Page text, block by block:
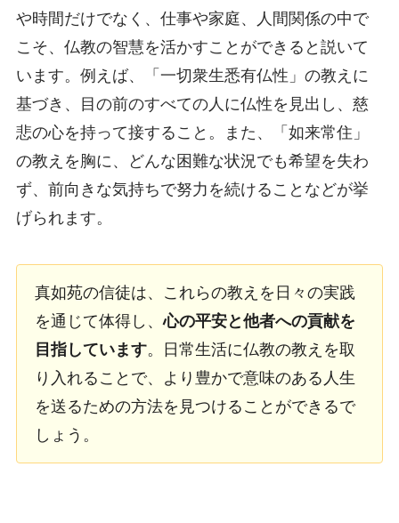
や時間だけでなく、仕事や家庭、人間関係の中で
こそ、仏教の智慧を活かすことができると説いて
います。例えば、「一切衆生悉有仏性」の教えに
基づき、目の前のすべての人に仏性を見出し、慈
悲の心を持って接すること。また、「如来常住」
の教えを胸に、どんな困難な状況でも希望を失わ
ず、前向きな気持ちで努力を続けることなどが挙
げられます。
真如苑の信徒は、これらの教えを日々の実践
を通じて体得し、心の平安と他者への貢献を
目指しています。日常生活に仏教の教えを取
り入れることで、より豊かで意味のある人生
を送るための方法を見つけることができるで
しょう。